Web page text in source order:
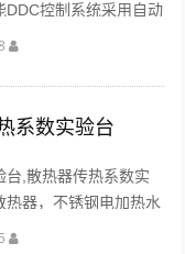
DDC控制系统采用自动
调节阀）变频控制技
系数实验台
台,散热器传热系数实
热器，不锈钢电加热水
转子流量计，循环热